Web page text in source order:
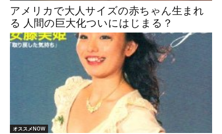
アメリカで大人サイズの赤ちゃん生まれ
る 人間の巨大化ついにはじまる？
オススメNOW